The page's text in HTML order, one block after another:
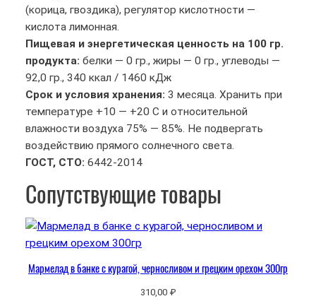
т
в
р
а
м
л
д
в
а
(корица, гвоздика), регулятор кислотности —
кислота лимонная.
Пищевая и энергетическая ценность на 100 гр.
продукта: белки — 0 гр., жиры — 0 гр., углеводы —
92,0 гр., 340 ккал / 1460 кДж
Срок и условия хранения: 3 месяца. Хранить при
температуре +10 — +20 С и относительной
влажности воздуха 75% — 85%. Не подвергать
воздействию прямого солнечного света.
ГОСТ, CTO: 6442-2014
Сопутствующие товары
Мармелад в банке с курагой, черносливом и грецким орехом 300гр
310,00 ₽